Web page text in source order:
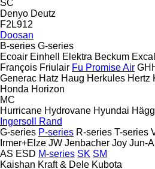
SC
Denyo Deutz
F2L912
Doosan
B-series G-series
Ecoair Einhell Elektra Beckum
François Friulair Fu Promise Air
Generac Hatz Haug Herkules Hertz
Honda Horizon
MC
Hurricane Hydrovane Hyundai
Ingersoll Rand
G-series P-series R-series T-series
Irmer+Elze JW Jenbacher Joy Jun-
AS ESD M-series SK SM
Kaishan Kraft & Dele Kubota